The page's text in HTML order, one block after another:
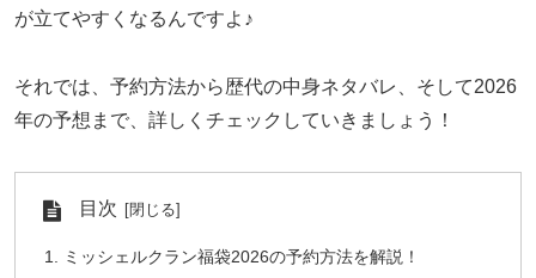
が立てやすくなるんですよ♪
それでは、予約方法から歴代の中身ネタバレ、そして2026
年の予想まで、詳しくチェックしていきましょう！
目次
ミッシェルクラン福袋2026の予約方法を解説！